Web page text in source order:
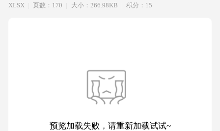
XLSX
页数：170 大小：266.98KB 积分：15
预览加载失败，请重新加载试试~